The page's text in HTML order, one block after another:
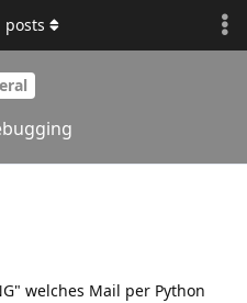
posts
welches Mail per Python